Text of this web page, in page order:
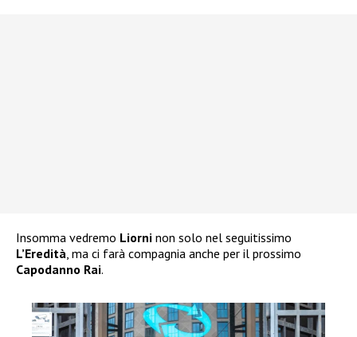
Insomma vedremo Liorni non solo nel seguitissimo
L’Eredità, ma ci farà compagnia anche per il prossimo
Capodanno Rai.